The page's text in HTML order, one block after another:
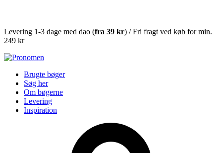
Levering 1-3 dage med dao (fra 39 kr) / Fri fragt ved køb for min.
249 kr
Brugte bøger
Søg her
Om bøgerne
Levering
Inspiration